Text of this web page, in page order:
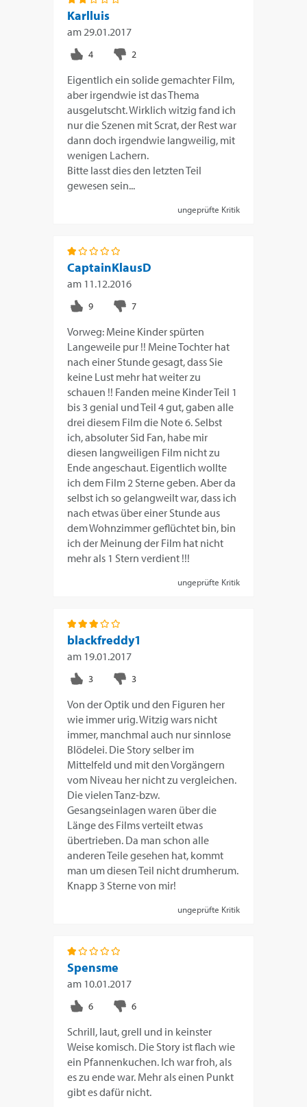
Karlluis
am 29.01.2017
Eigentlich ein solide gemachter Film,
aber irgendwie ist das Thema
ausgelutscht. Wirklich witzig fand ich
nur die Szenen mit Scrat, der Rest war
dann doch irgendwie langweilig, mit
wenigen Lachern.
Bitte lasst dies den letzten Teil
gewesen sein...
ungeprüfte Kritik
CaptainKlausD
am 11.12.2016
Vorweg: Meine Kinder spürten
Langeweile pur !! Meine Tochter hat
nach einer Stunde gesagt, dass Sie
keine Lust mehr hat weiter zu
schauen !! Fanden meine Kinder Teil 1
bis 3 genial und Teil 4 gut, gaben alle
drei diesem Film die Note 6. Selbst
ich, absoluter Sid Fan, habe mir
diesen langweiligen Film nicht zu
Ende angeschaut. Eigentlich wollte
ich dem Film 2 Sterne geben. Aber da
selbst ich so gelangweilt war, dass ich
nach etwas über einer Stunde aus
dem Wohnzimmer geflüchtet bin, bin
ich der Meinung der Film hat nicht
mehr als 1 Stern verdient !!!
ungeprüfte Kritik
blackfreddy1
am 19.01.2017
Von der Optik und den Figuren her
wie immer urig. Witzig wars nicht
immer, manchmal auch nur sinnlose
Blödelei. Die Story selber im
Mittelfeld und mit den Vorgängern
vom Niveau her nicht zu vergleichen.
Die vielen Tanz-bzw.
Gesangseinlagen waren über die
Länge des Films verteilt etwas
übertrieben. Da man schon alle
anderen Teile gesehen hat, kommt
man um diesen Teil nicht drumherum.
Knapp 3 Sterne von mir!
ungeprüfte Kritik
Spensme
am 10.01.2017
Schrill, laut, grell und in keinster
Weise komisch. Die Story ist flach wie
ein Pfannenkuchen. Ich war froh, als
es zu ende war. Mehr als einen Punkt
gibt es dafür nicht.